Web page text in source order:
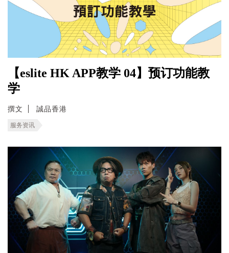
【eslite HK APP教学 04】预订功能教
学
撰文 誠品香港
服务资讯